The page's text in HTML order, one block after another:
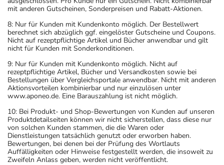
mit anderen Gutscheinen, Sonderpreisen und Rabatt-Aktionen.
8: Nur für Kunden mit Kundenkonto möglich. Der Bestellwert
berechnet sich abzüglich ggf. eingelöster Gutscheine und Coupons.
Nicht auf rezeptpflichtige Artikel und Bücher anwendbar und gilt
nicht für Kunden mit Sonderkonditionen.
9: Nur für Kunden mit Kundenkonto möglich. Nicht auf
rezeptpflichtige Artikel, Bücher und Versandkosten sowie bei
Bestellungen über Vergleichsportale anwendbar. Nicht mit anderen
Aktionsvorteilen kombinierbar und nur einzulösen unter
www.aponeo.de. Eine Barauszahlung ist nicht möglich.
10: Bei Produkt- und Shop-Bewertungen von Kunden auf unseren
Produktdetailseiten können wir nicht sicherstellen, dass diese nur
von solchen Kunden stammen, die die Waren oder
Dienstleistungen tatsächlich genutzt oder erworben haben.
Bewertungen, bei denen bei der Prüfung des Wortlauts
Auffälligkeiten oder Hinweise festgestellt werden, die insoweit zu
Zweifeln Anlass geben, werden nicht veröffentlicht.